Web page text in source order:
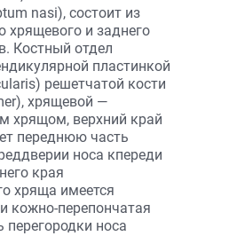
nasi), состоит из
хрящевого и заднего
Костный отдел
пластинкой
решетчатой кости
хрящевой —
хрящом, верхний край
переднюю часть
носа кпереди
края
хряща имеется
кожно-перепончатая
перегородки носа